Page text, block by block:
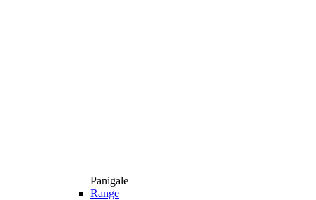
Panigale
Range